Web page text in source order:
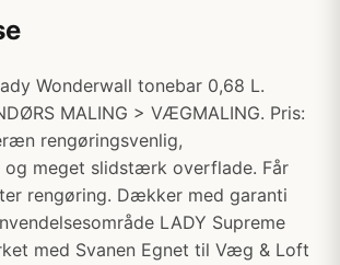
Wonderwall tonebar 0,68 L.
MALING > VÆGMALING. Pris:
rengøringsvenlig,
og meget slidstærk overflade. Får
rengøring. Dækker med garanti
LADY Supreme
med Svanen Egnet til Væg & Loft